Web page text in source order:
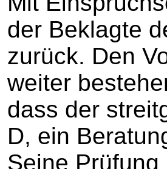
der Beklagte
zurück. Den
weiter
dass der
D, ein
Seine